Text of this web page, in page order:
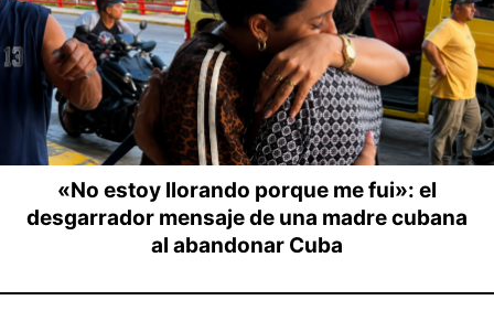
«No estoy llorando porque me fui»: el
desgarrador mensaje de una madre cubana
al abandonar Cuba